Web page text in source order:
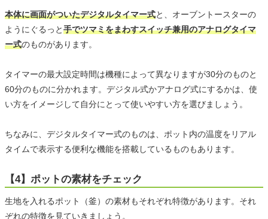
本体に画面がついたデジタルタイマー式と、オーブントースターの
ようにぐるっと手でツマミをまわすスイッチ兼用のアナログタイマ
ー式のものがあります。
タイマーの最大設定時間は機種によって異なりますが30分のものと
60分のものに分かれます。デジタル式かアナログ式にするかは、使
い方をイメージして自分にとって使いやすい方を選びましょう。
ちなみに、デジタルタイマー式のものは、ポット内の温度をリアル
タイムで表示する便利な機能を搭載しているものもあります。
【4】ポットの素材をチェック
生地を入れるポット（釜）の素材もそれぞれ特徴があります。それ
ぞれの特徴を見ていきましょう。